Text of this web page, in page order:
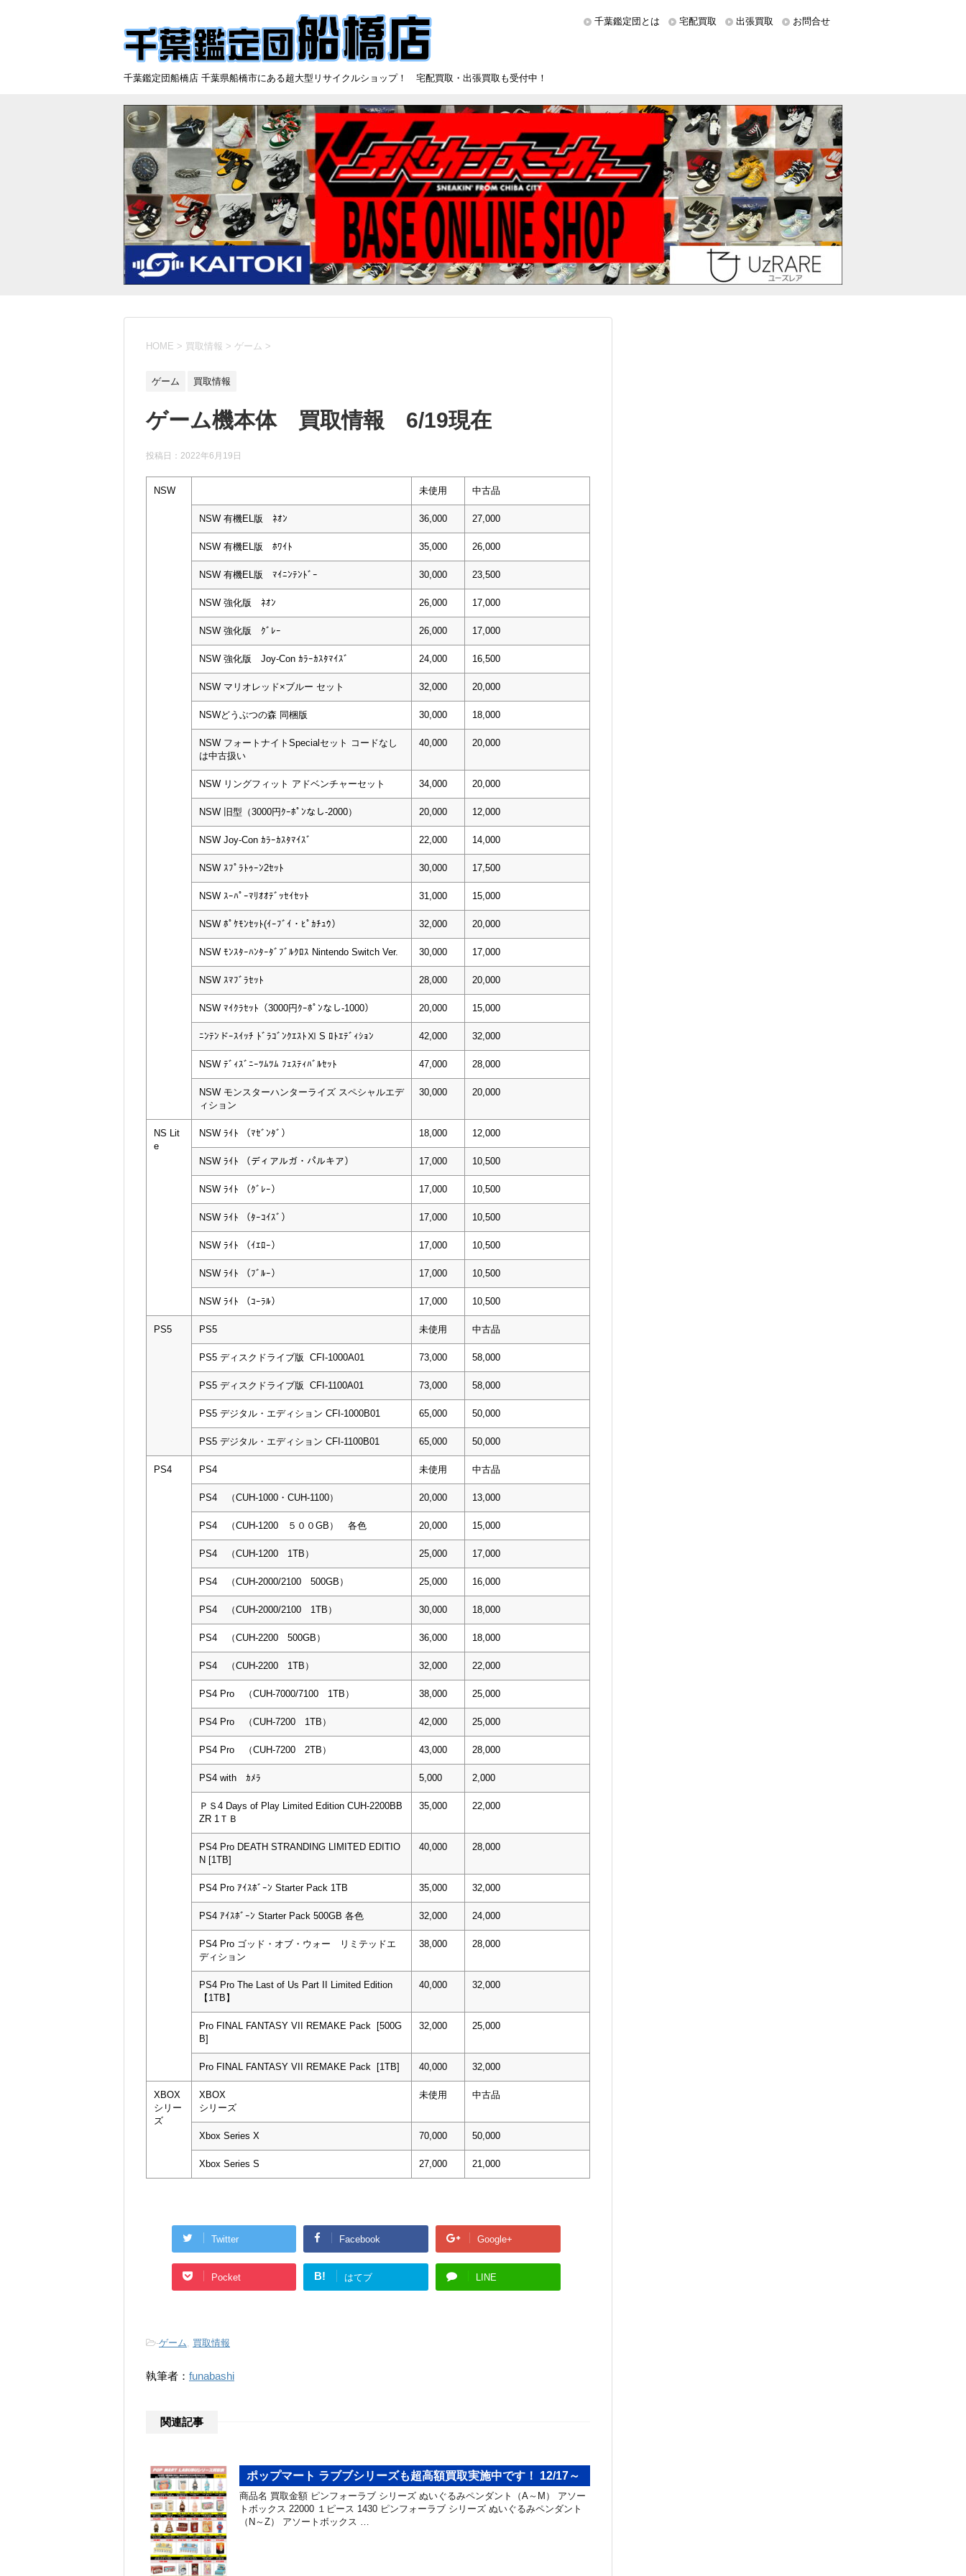
千葉鑑定団船橋店 千葉県船橋市にある超大型リサイクルショップ！ 宅配買取・出張買取も受付中！
千葉鑑定団とは 宅配買取 出張買取 お問合せ
HOME > 買取情報 > ゲーム >
ゲーム 買取情報
ゲーム機本体 買取情報 6/19現在
投稿日： 2022年6月19日
NSW 未使用 中古品
NSW 有機EL版 ﾈｵﾝ 36,000 27,000
NSW 有機EL版 ﾎﾜｲﾄ 35,000 26,000
NSW 有機EL版 ﾏｲﾆﾝﾃﾝﾄﾞｰ 30,000 23,500
NSW 強化版 ﾈｵﾝ 26,000 17,000
NSW 強化版 ｸﾞﾚｰ 26,000 17,000
NSW 強化版 Joy-Con ｶﾗｰｶｽﾀﾏｲｽﾞ 24,000 16,500
NSW マリオレッド×ブルー セット 32,000 20,000
NSWどうぶつの森 同梱版 30,000 18,000
NSW フォートナイトSpecialセット コードなし
は中古扱い
40,000 20,000
NSW リングフィット アドベンチャーセット 34,000 20,000
NSW 旧型（3000円ｸｰﾎﾟﾝなし-2000） 20,000 12,000
NSW Joy-Con ｶﾗｰｶｽﾀﾏｲｽﾞ 22,000 14,000
NSW ｽﾌﾟﾗﾄｩｰﾝ2ｾｯﾄ 30,000 17,500
NSW ｽｰﾊﾟｰﾏﾘｵｵﾃﾞｯｾｲｾｯﾄ 31,000 15,000
NSW ﾎﾟｹﾓﾝｾｯﾄ(ｲｰﾌﾞｲ・ﾋﾟｶﾁｭｳ） 32,000 20,000
NSW ﾓﾝｽﾀｰﾊﾝﾀｰﾀﾞﾌﾞﾙｸﾛｽ Nintendo Switch Ver. 30,000 17,000
NSW ｽﾏﾌﾞﾗｾｯﾄ 28,000 20,000
NSW ﾏｲｸﾗｾｯﾄ（3000円ｸｰﾎﾟﾝなし-1000） 20,000 15,000
ﾆﾝﾃﾝドｰｽｲｯﾁ ﾄﾞﾗｺﾞﾝｸｴｽﾄⅪ S ﾛﾄｴﾃﾞｨｼｮﾝ 42,000 32,000
NSW ﾃﾞｨｽﾞﾆｰﾂﾑﾂﾑ ﾌｪｽﾃｨﾊﾞﾙｾｯﾄ 47,000 28,000
NSW モンスターハンターライズ スペシャルエデ
ィション
30,000 20,000
NS Lit
e
NSW ﾗｲﾄ （ﾏｾﾞﾝﾀﾞ） 18,000 12,000
NSW ﾗｲﾄ （ディアルガ・パルキア） 17,000 10,500
NSW ﾗｲﾄ （ｸﾞﾚｰ） 17,000 10,500
NSW ﾗｲﾄ （ﾀｰｺｲｽﾞ） 17,000 10,500
NSW ﾗｲﾄ （ｲｴﾛｰ） 17,000 10,500
NSW ﾗｲﾄ （ﾌﾞﾙｰ） 17,000 10,500
NSW ﾗｲﾄ （ｺｰﾗﾙ） 17,000 10,500
PS5 PS5 未使用 中古品
PS5 ディスクドライブ版 CFI-1000A01 73,000 58,000
PS5 ディスクドライブ版 CFI-1100A01 73,000 58,000
PS5 デジタル・エディション CFI-1000B01 65,000 50,000
PS5 デジタル・エディション CFI-1100B01 65,000 50,000
PS4 PS4 未使用 中古品
PS4 （CUH-1000・CUH-1100） 20,000 13,000
PS4 （CUH-1200 ５００GB） 各色 20,000 15,000
PS4 （CUH-1200 1TB） 25,000 17,000
PS4 （CUH-2000/2100 500GB） 25,000 16,000
PS4 （CUH-2000/2100 1TB） 30,000 18,000
PS4 （CUH-2200 500GB） 36,000 18,000
PS4 （CUH-2200 1TB） 32,000 22,000
PS4 Pro （CUH-7000/7100 1TB） 38,000 25,000
PS4 Pro （CUH-7200 1TB） 42,000 25,000
PS4 Pro （CUH-7200 2TB） 43,000 28,000
PS4 with ｶﾒﾗ 5,000 2,000
ＰＳ4 Days of Play Limited Edition CUH-2200BB
ZR 1ＴＢ
35,000 22,000
PS4 Pro DEATH STRANDING LIMITED EDITIO
N [1TB]
40,000 28,000
PS4 Pro ｱｲｽﾎﾞｰﾝ Starter Pack 1TB 35,000 32,000
PS4 ｱｲｽﾎﾞｰﾝ Starter Pack 500GB 各色 32,000 24,000
PS4 Pro ゴッド・オブ・ウォー リミテッドエ
ディション
38,000 28,000
PS4 Pro The Last of Us Part II Limited Edition
【1TB】
40,000 32,000
Pro FINAL FANTASY VII REMAKE Pack [500G
B]
32,000 25,000
Pro FINAL FANTASY VII REMAKE Pack [1TB] 40,000 32,000
XBOX
シリー
ズ
XBOX
シリーズ
未使用 中古品
Xbox Series X 70,000 50,000
Xbox Series S 27,000 21,000
Twitter Facebook Google+
Pocket B! はてブ LINE
-ゲーム, 買取情報
執筆者： funabashi
関連記事
ポップマート ラブブシリーズも超高額買取実施中です！ 12/17～
商品名 買取金額 ピンフォーラブ シリーズ ぬいぐるみペンダント（A～M） アソー
トボックス 22000 １ピース 1430 ピンフォーラブ シリーズ ぬいぐるみペンダント
（N～Z） アソートボックス …